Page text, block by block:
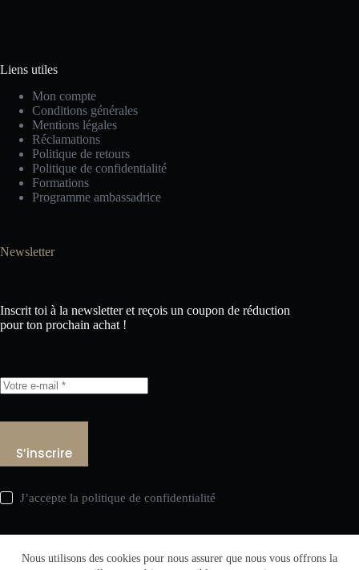
Nous utilisons des cookies pour nous assurer que nous vous offrons la
Liens utiles
Mon compte
Conditions générales
Mentions légales
Réclamations
Politique de retours
Politique de confidentialité
Formations
Programme ambassadrice
Newsletter
Inscrit toi à la newsletter et reçois un coupon de réduction
pour ton prochain achat !
S’inscrire
J’accepte lapolitique de confidentialité